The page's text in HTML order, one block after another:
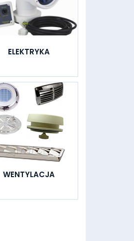
ELEKTRYKA
WENTYLACJA